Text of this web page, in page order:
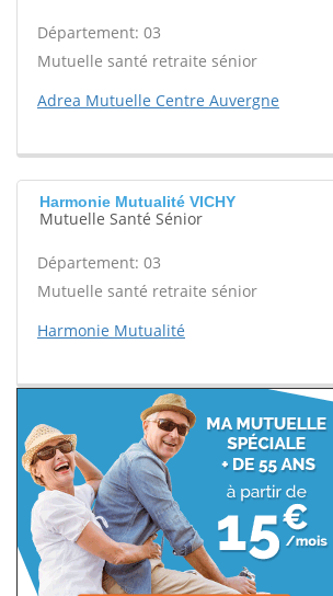
Département: 03
Mutuelle santé retraite sénior
Adrea Mutuelle Centre Auvergne
Harmonie Mutualité VICHY
Mutuelle Santé Sénior
Département: 03
Mutuelle santé retraite sénior
Harmonie Mutualité